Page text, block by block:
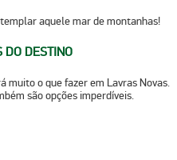
aquele mar de montanhas!
DO DESTINO
muito o que fazer em Lavras Novas.
são opções imperdíveis.